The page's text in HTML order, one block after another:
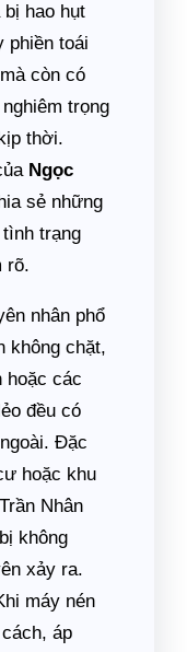
bị hao hụt
phiền toái
còn có
trọng
thời.
Ngọc
sẻ những
trạng
rõ.
nhân phổ
không chặt,
hoặc các
đều có
Đặc
hoặc khu
Nhân
không
xảy ra.
máy nén
áp